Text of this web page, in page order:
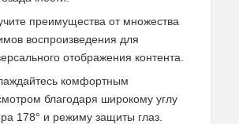
преимущества от множества
воспроизведения для
отображения контента.
комфортным
благодаря широкому углу
178° и режиму защиты глаз.